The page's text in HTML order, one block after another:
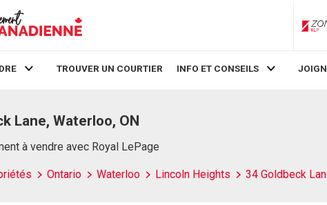
TROUVER UN COURTIER INFO ET CONSEILS
Lane, Waterloo, ON
à vendre avec Royal LePage
Ontario Waterloo Lincoln Heights 34 Goldbeck